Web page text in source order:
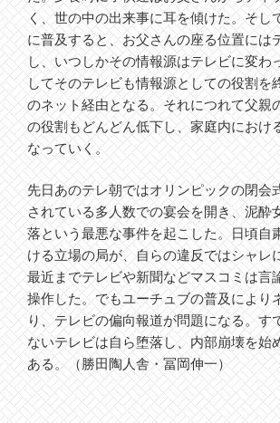
く、世の中の出来事に耳を傾けた。そし
に普及すると、お父さんの座る位置には
し、いつしかその情報源はテレビに変わ
してそのテレビも情報源としての役割を
のネット経由となる。それにつれて父親
の役割もどんどん低下し、家庭内におけ
なっていく。
先日あのテレ朝ではオリンピックの閉会
されている多人数での宴会を開き、泥酔
落という最悪な事件を起こした。日頃自
ける立場の局が、自らの違反ではシャレ
最近までテレビや新聞などマスコミは言
操作した。でもユーチュブの普及により
り、テレビの偏向報道が問題になる。す
ないテレビは自ら堕落し、内部崩壊を始
ある。（勝田陶人舎・冨岡伸一）